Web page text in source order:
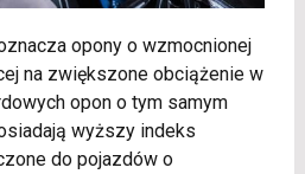
opony o wzmocnionej
na zwiększone obciążenie w
opon o tym samym
wyższy indeks
do pojazdów o